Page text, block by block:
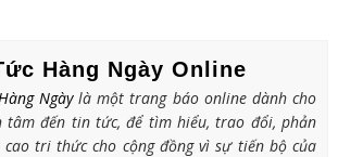
Hàng Ngày Online
Ngàylà một trang báo online dành cho
tâm đến tin tức, để tìm hiểu, trao đổi, phản
tri thức cho cộng đồng vì sự tiến bộ của